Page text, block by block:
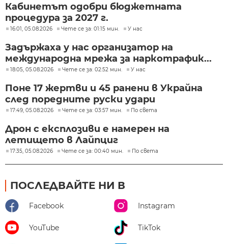
Кабинетът одобри бюджетната
процедура за 2027 г.
16:01, 05.08.2026 Чете се за: 01:15 мин. У нас
Задържаха у нас организатор на
международна мрежа за наркотрафик...
18:05, 05.08.2026 Чете се за: 02:52 мин. У нас
Поне 17 жертви и 45 ранени в Украйна
след поредните руски удари
17:49, 05.08.2026 Чете се за: 03:57 мин. По света
Дрон с експлозиви е намерен на
летището в Лайпциг
17:35, 05.08.2026 Чете се за: 00:40 мин. По света
ПОСЛЕДВАЙТЕ НИ В
Facebook Instagram
YouTube TikTok